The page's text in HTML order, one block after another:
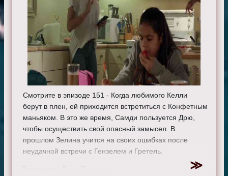
Смотрите в эпизоде 151 - Когда любимого Келли
берут в плен, ей приходится встретиться с Конфетным
маньяком. В это же время, Самди пользуется Дрю,
чтобы осуществить свой опасный замысел. В
прошлом Зелина учится на своих ошибках после
неудачной встречи с Гензелем и Гретель.